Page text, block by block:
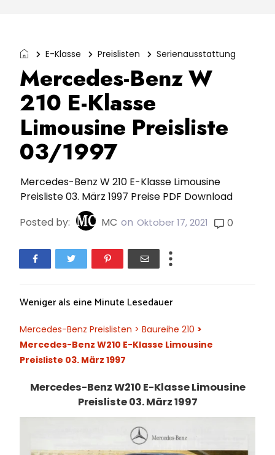
E-Klasse Preislisten Serienausstattung
Mercedes-Benz W
210 E-Klasse
Limousine Preisliste
03/1997
Mercedes-Benz W 210 E-Klasse Limousine
Preisliste 03. März 1997 Preise PDF Download
Posted by:
MC on Oktober 17, 2021 0
Weniger als eine Minute Lesedauer
Mercedes-Benz Preislisten > Baureihe 210 >
Mercedes-Benz W210 E-Klasse Limousine
Preisliste 03. März 1997
Mercedes-Benz W210 E-Klasse Limousine
Preisliste 03. März 1997